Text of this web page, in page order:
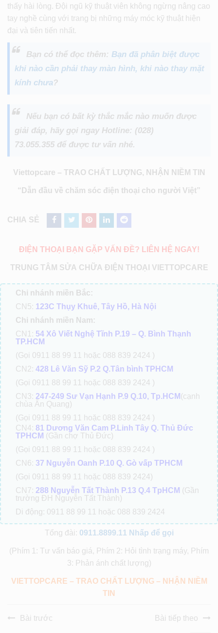
thấy hài lòng. Đội ngũ kỹ thuật viên không ngừng nâng cao
tay nghề cùng với trang bị những máy móc kỹ thuật hiện
đại và tiên tiến nhất.
Bạn có thể đọc thêm: Bạn đã phân biệt được
khi nào cần phải thay màn hình, khi nào thay mặt
kính chưa?
Nếu bạn có bất kỳ thắc mắc nào muốn được
giải đáp, hãy gọi ngay Hotline: (028)
73.055.355 để được tư vấn nhé.
Viettopcare – TRAO CHẤT LƯỢNG, NHẬN NIỀM TIN
“Dẫn đầu về chăm sóc điện thoại cho người Việt”
CHIA SẺ
ĐIỆN THOẠI BẠN GẶP VẤN ĐỀ? LIÊN HỆ NGAY!
TRUNG TÂM SỬA CHỮA ĐIỆN THOẠI VIETTOPCARE
Chi nhánh miền Bắc:
CN5: 123C Thụy Khuê, Tây Hồ, Hà Nội
Chi nhánh miền Nam:
CN1: 54 Xô Viết Nghệ Tĩnh P.19 – Q. Bình Thạnh
TP.HCM
(Gọi 0911 88 99 11 hoặc 088 839 2424 )
CN2: 428 Lê Văn Sỹ P.2 Q.Tân bình TPHCM
(Gọi 0911 88 99 11 hoặc 088 839 2424 )
CN3: 247-249 Sư Vạn Hạnh P.9 Q.10, Tp.HCM (cạnh
chùa Ấn Quang)
(Gọi 0911 88 99 11 hoặc 088 839 2424 )
CN4: 81 Dương Văn Cam P.Linh Tây Q. Thủ Đức
TPHCM (Gần chợ Thủ Đức)
(Gọi 0911 88 99 11 hoặc 088 839 2424 )
CN6: 37 Nguyễn Oanh P.10 Q. Gò vấp TPHCM
(Gọi 0911 88 99 11 hoặc 088 839 2424)
CN7: 288 Nguyễn Tất Thành P.13 Q.4 TpHCM (Gần
trường ĐH Nguyễn Tất Thành)
Di động: 0911 88 99 11 hoặc 088 839 2424
Tổng đài: 0911.8899.11 Nhấp để gọi
(Phím 1: Tư vấn báo giá, Phím 2: Hỏi tình trạng máy, Phím
3: Phản ánh chất lượng)
VIETTOPCARE – TRAO CHẤT LƯỢNG – NHẬN NIỀM
TIN
Bài trước Bài tiếp theo